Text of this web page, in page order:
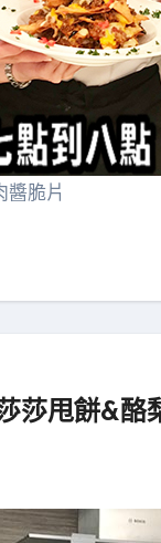
醬脆片
莎甩餅&酪